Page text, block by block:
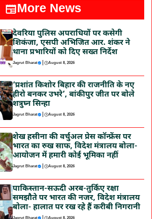
More News
देवरिया पुलिस अपराधियों पर कसेगी
शिकंजा, एसपी अभिजित आर. शंकर ने
थाना प्रभारियों को दिए सख्त निर्देश
Jagrut Bharat | August 8, 2026
‘प्रशांत किशोर बिहार की राजनीति के नए
हीरो बनकर उभरे’, बांकीपुर जीत पर बोले
शत्रुघ्न सिन्हा
Jagrut Bharat | August 8, 2026
शेख हसीना की वर्चुअल प्रेस कॉन्फ्रेंस पर
भारत का रुख साफ, विदेश मंत्रालय बोला-
आयोजन में हमारी कोई भूमिका नहीं
Jagrut Bharat | August 8, 2026
पाकिस्तान-सऊदी अरब-तुर्किए रक्षा
समझौते पर भारत की नजर, विदेश मंत्रालय
बोला- हालात पर रख रहे हैं करीबी निगरानी
Jagrut Bharat August 8, 2026